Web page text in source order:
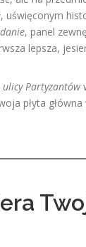
, uświęconym
, panel
lepsza,
ulicy Partyzantów
płyta główna